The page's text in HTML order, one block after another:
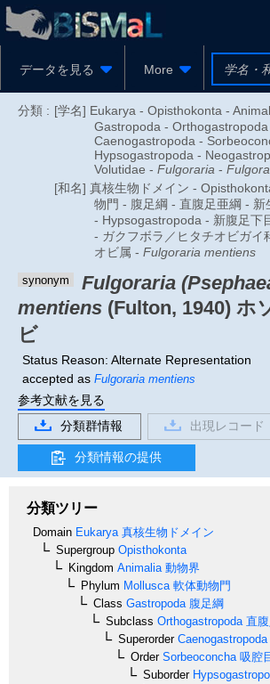
データを見る More
分類 : [学名] Eukarya - Opisthokonta -
Gastropoda - Orthogastropoda
Caenogastropoda -
Hypsogastropoda -
Volutidae - Fulgoraria -
[和名] 真核生物ドメイン -
物門 - 腹足綱 - 直腹足亜綱 - 新
- Hypsogastropoda - 新腹足下
- ガクフボラ／ヒタチオビガイ
オビ属 - Fulgoraria mentiens
synonym
Fulgoraria
mentiens (Fulton, 1940) ホ
ビ
Status Reason: Alternate Representation
accepted as Fulgoraria mentiens
参考文献を見る
分類群情報
出現レコード
分類情報の提供
分類ツリー
Domain Eukarya 真核生物ドメイン
Supergroup Opisthokonta
Kingdom Animalia 動物界
Phylum Mollusca 軟体動物門
Class Gastropoda 腹足綱
Subclass Orthogastropoda 直
SuperorderCaenogastropoda
OrderSorbeoconcha 吸腔
Suborder